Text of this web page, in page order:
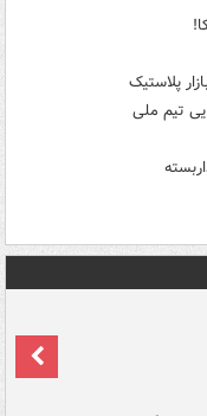
پلاستیک